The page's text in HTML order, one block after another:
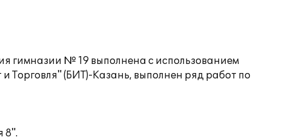
гимназии № 19 выполнена с использованием
Торговля" (БИТ)-Казань, выполнен ряд работ по
8".